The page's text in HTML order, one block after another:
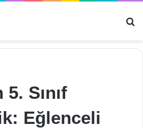
Sınıf
Eğlenceli